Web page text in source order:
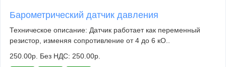
Барометрический датчик давления
Техническое описание: Датчик работает как переменный
резистор, изменяя сопротивление от 4 до 6 кО..
250.00р. Без НДС: 250.00р.